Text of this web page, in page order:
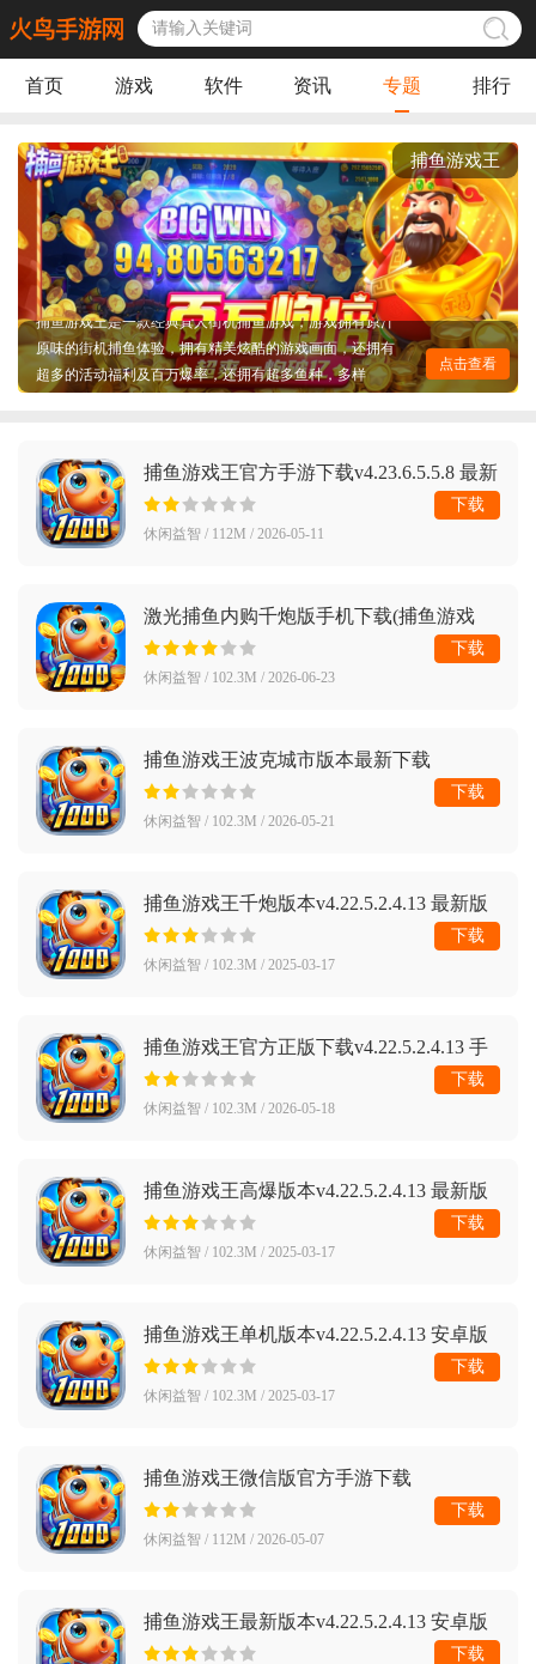
首页 游戏 软件 资讯 专题 排行
捕鱼游戏王
捕鱼游戏王是一款经典真人街机捕鱼游戏，游戏拥有原汁
原味的街机捕鱼体验，拥有精美炫酷的游戏画面，还拥有
超多的活动福利及百万爆率，还拥有超多鱼种，多样
boss，可以让玩家随时随地畅享无限捕鱼乐趣，这里特搜
集了捕鱼游戏王等相关资源制作了合集页面，丰富的资源
点击查看
捕鱼游戏王官方手游下载v4.23.6.5.5.8 最新
版
休闲益智 / 112M / 2026-05-11
下载
激光捕鱼内购千炮版手机下载(捕鱼游戏
王)v4.22.5.2.4.13 安卓版
休闲益智 / 102.3M / 2026-06-23
下载
捕鱼游戏王波克城市版本最新下载
v4.22.5.2.4.13 手机版
休闲益智 / 102.3M / 2026-05-21
下载
捕鱼游戏王千炮版本v4.22.5.2.4.13 最新版
本
休闲益智 / 102.3M / 2025-03-17
下载
捕鱼游戏王官方正版下载v4.22.5.2.4.13 手
机版
休闲益智 / 102.3M / 2026-05-18
下载
捕鱼游戏王高爆版本v4.22.5.2.4.13 最新版
休闲益智 / 102.3M / 2025-03-17
下载
捕鱼游戏王单机版本v4.22.5.2.4.13 安卓版
休闲益智 / 102.3M / 2025-03-17
下载
捕鱼游戏王微信版官方手游下载
v4.23.6.5.5.8 最新版
休闲益智 / 112M / 2026-05-07
下载
捕鱼游戏王最新版本v4.22.5.2.4.13 安卓版
下载